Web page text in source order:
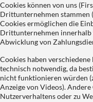
Cookies können von uns
Drittunternehmen stammen
Cookies ermöglichen die
Drittunternehmen innerhalb
Abwicklung von
Cookies haben
technisch notwendig, da
nicht funktionieren würden
Anzeige von Videos).
Nutzerverhaltens oder zu